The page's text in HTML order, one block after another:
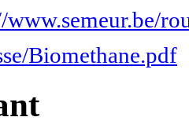
Biomethane.pdf